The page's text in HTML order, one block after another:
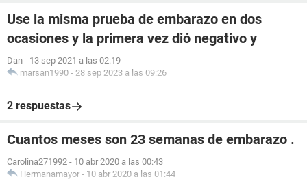
Use la misma prueba de embarazo en dos
ocasiones y la primera vez dió negativo y
Dan - 13 sep 2021 a las 02:19
marsan1990 - 28 sep 2023 a las 09:26
2 respuestas
Cuantos meses son 23 semanas de embarazo .
Carolina271992 - 10 abr 2020 a las 00:43
Hermanamayor - 10 abr 2020 a las 01:44